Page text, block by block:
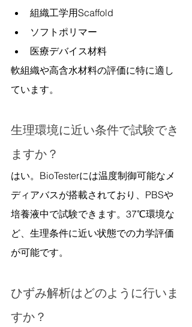
組織工学用Scaffold
ソフトポリマー
医療デバイス材料
軟組織や高含水材料の評価に特に適し
ています。
生理環境に近い条件で試験でき
ますか？
はい。BioTesterには温度制御可能なメ
ディアバスが搭載されており、PBSや
培養液中で試験できます。37℃環境な
ど、生理条件に近い状態での力学評価
が可能です。
ひずみ解析はどのように行いま
すか？